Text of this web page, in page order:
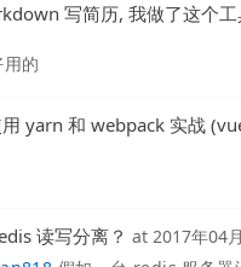
写简历, 我做了这个
的
yarn 和 webpack 实战
读写分离？ at 2017年04